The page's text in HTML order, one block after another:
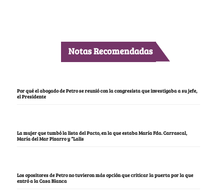
Notas Recomendadas
Por qué el abogado de Petro se reunió con la congresista que investigaba a su jefe,
el Presidente
La mujer que tumbó la lista del Pacto, en la que estaba María Fda. Carrascal,
María del Mar Pizarro y “Lalis
Los opositores de Petro no tuvieron más opción que criticar la puerta por la que
entró a la Casa Blanca